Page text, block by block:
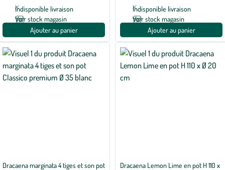
Indisponible livraison
Voir stock magasin
Ajouter au panier
Indisponible livraison
Voir stock magasin
Ajouter au panier
Dracaena marginata 4 tiges et son pot
Dracaena Lemon Lime en pot H 110 x